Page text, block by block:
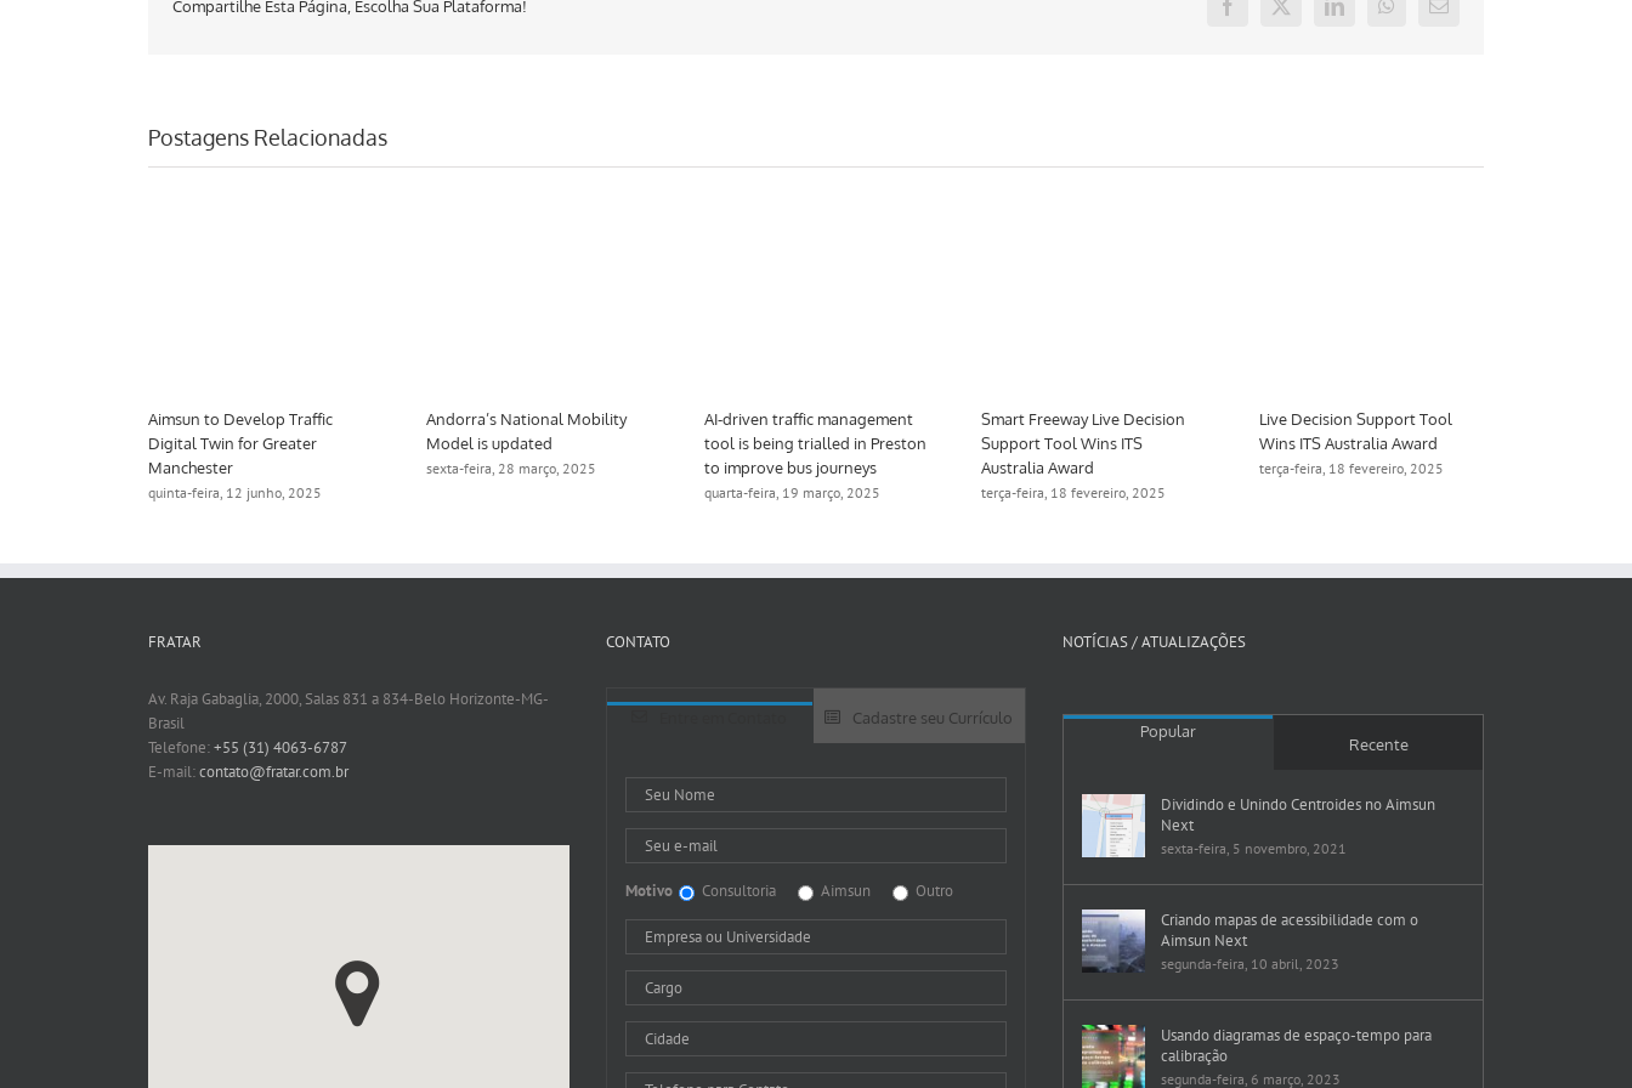
Compartilhe Esta Página, Escolha Sua Plataforma! Facebook
X LinkedInWhatsApp
E-
Postagens Relacionadas
Aimsun to Develop Traffic
Digital Twin for Greater
Manchester
quinta-feira, 12 junho, 2025
Andorra’s National Mobility
Model is updated
sexta-feira, 28 março, 2025
AI-driven traffic management
tool is being trialled in Preston
to improve bus journeys
quarta-feira, 19 março, 2025
Smart Freeway Live Decision
Support Tool Wins ITS
Australia Award
terça-feira, 18 fevereiro, 2025
Live Decision Support Tool
Wins ITS Australia Award
terça-feira, 18 fevereiro, 2025
FRATAR
Av. Raja Gabaglia, 2000, Salas 831 a 834-Belo Horizonte-MG-
Brasil
Telefone:+55 (31) 4063-6787
E-mail:contato@fratar.com.br
CONTATO
Cadastre seu Currículo
Motivo Consultoria Aimsun Outro
NOTÍCIAS / ATUALIZAÇÕES
Popular
Recente
Dividindo e Unindo Centroides no Aimsun
Next
sexta-feira, 5 novembro, 2021
Criando mapas de acessibilidade com o
Aimsun Next
segunda-feira, 10 abril, 2023
Usando diagramas de espaço-tempo para
calibração
segunda-feira, 6 março, 2023